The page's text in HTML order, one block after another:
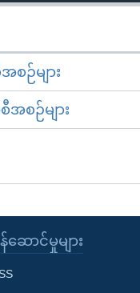
ဉ်များ
စဉ်များ
ဆောင်မှုများ